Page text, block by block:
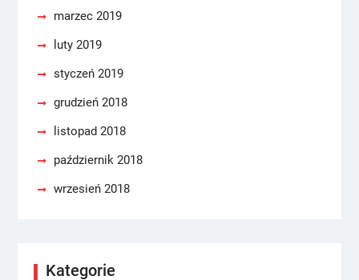
marzec 2019
luty 2019
styczeń 2019
grudzień 2018
listopad 2018
październik 2018
wrzesień 2018
Kategorie